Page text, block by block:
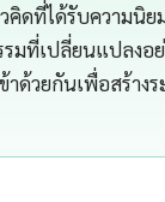
ดที่ได้รับความนิย
ที่เปลี่ยนแปลงอ
าด้วยกันเพื่อสร้า